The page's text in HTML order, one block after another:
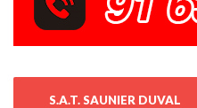
S.A.T. SAUNIER DUVAL